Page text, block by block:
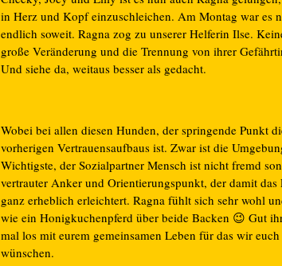
in Herz und Kopf einzuschleichen. Am Montag war es
endlich soweit. Ragna zog zu unserer Helferin Ilse.
große Veränderung und die Trennung von ihrer
Und siehe da, weitaus besser als gedacht.
Wobei bei allen diesen Hunden, der springende Punkt
vorherigen Vertrauensaufbaus ist. Zwar ist die
Wichtigste, der Sozialpartner Mensch ist nicht fremd
vertrauter Anker und Orientierungspunkt, der damit
ganz erheblich erleichtert. Ragna fühlt sich sehr wohl
wie ein Honigkuchenpferd über beide Backen 😉 Gut
mal los mit eurem gemeinsamen Leben für das wir
wünschen.